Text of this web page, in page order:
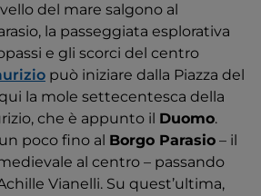
del mare salgono al
la passeggiata esplorativa
e gli scorci del centro
può iniziare dalla Piazza del
la mole settecentesca della
che è appunto il Duomo.
poco fino al Borgo Parasio – il
al centro – passando
Vianelli. Su quest’ultima,